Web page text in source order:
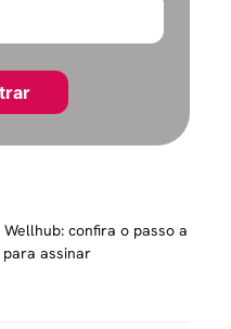
confira o passo a
assinar